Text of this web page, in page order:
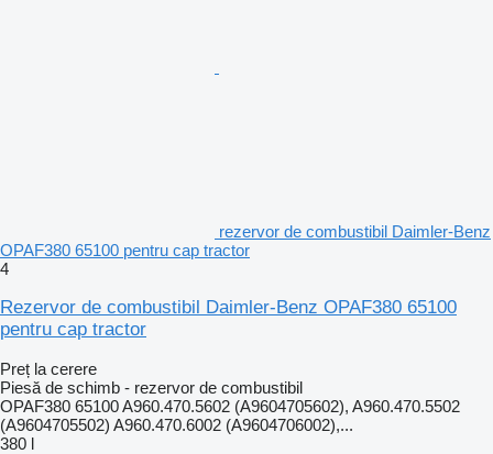
rezervor de combustibil Daimler-Benz
OPAF380 65100 pentru cap tractor
4
Rezervor de combustibil Daimler-Benz OPAF380 65100
pentru cap tractor
Preț la cerere
Piesă de schimb - rezervor de combustibil
OPAF380 65100 A960.470.5602 (A9604705602), A960.470.5502
(A9604705502) A960.470.6002 (A9604706002),...
380 l